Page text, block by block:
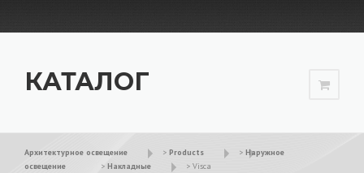
КАТАЛОГ
Архитектурное освещение > Products > Наружное
освещение
> Накладные > Visca